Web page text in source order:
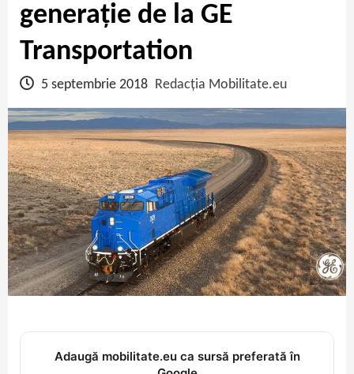
generație de la GE
Transportation
5 septembrie 2018 Redacția Mobilitate.eu
Adaugă mobilitate.eu ca sursă preferată în